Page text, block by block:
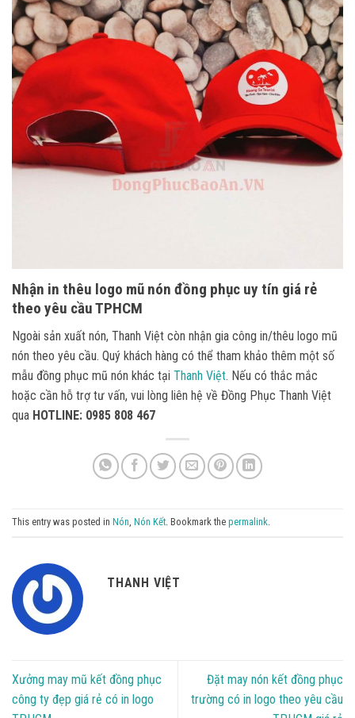
Nhận in thêu logo mũ nón đồng phục uy tín giá rẻ
theo yêu cầu TPHCM
Ngoài sản xuất nón, Thanh Việt còn nhận gia công in/thêu logo mũ
nón theo yêu cầu. Quý khách hàng có thể tham khảo thêm một số
mẫu đồng phục mũ nón khác tại Thanh Việt. Nếu có thắc mắc
hoặc cần hỗ trợ tư vấn, vui lòng liên hệ về Đồng Phục Thanh Việt
qua HOTLINE: 0985 808 467
This entry was posted in Nón, Nón Kết. Bookmark the permalink.
THANH VIỆT
Xưởng may mũ kết đồng phục
công ty đẹp giá rẻ có in logo
Đặt may nón kết đồng phục
trường có in logo theo yêu cầu